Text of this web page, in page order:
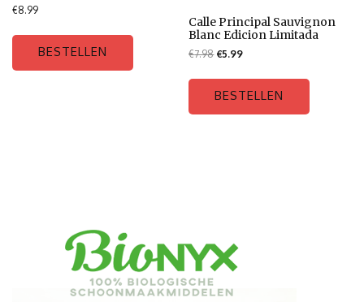
€8.99
BESTELLEN
Calle Principal Sauvignon
Blanc Edicion Limitada
€7.98 €5.99
BESTELLEN